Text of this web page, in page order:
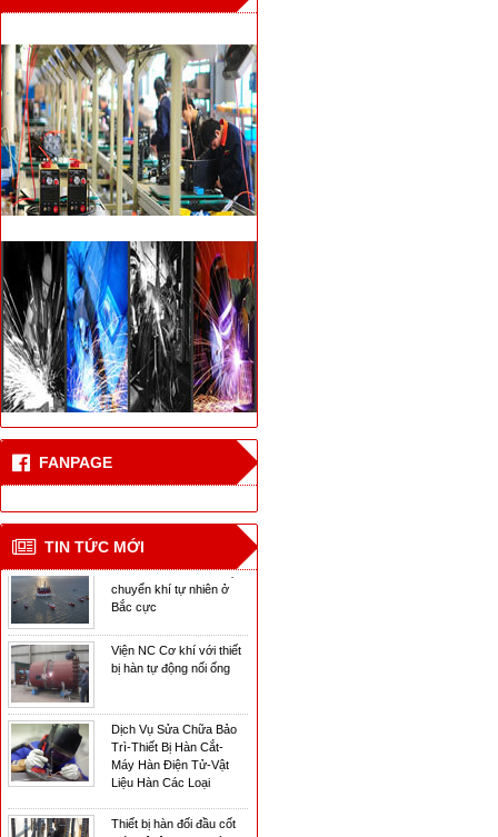
FANPAGE
TIN TỨC MỚI
Thiết bị hàn đối đầu cốt
thép bê tông cho nhà
Công nghệ hàn laser
CN hàn mới cho tàu vận
bị hàn tự động nối ống
Trì-Thiết Bị Hàn Cắt-
Máy Hàn Điện Tử-Vật
Liệu Hàn Các Loại
thép bê tông cho nhà
cao tầng